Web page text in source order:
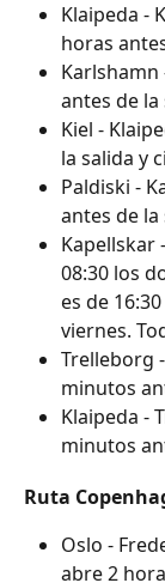
Klaipeda -
horas
Karlshamn
antes de
Kiel -
la salida y
Paldiski -
antes de la
Kapellskar
08:30 los
es de
viernes.
Trelleborg
minutos
Klaipeda -
minutos
Ruta
Oslo -
abre 2